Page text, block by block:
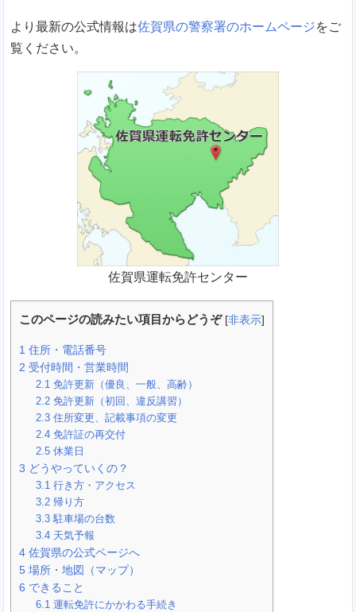
より最新の公式情報は佐賀県の警察署のホームページをご
覧ください。
佐賀県運転免許センター
このページの読みたい項目からどうぞ [非表示]
1 住所・電話番号
2 受付時間・営業時間
2.1 免許更新（優良、一般、高齢）
2.2 免許更新（初回、違反講習）
2.3 住所変更、記載事項の変更
2.4 免許証の再交付
2.5 休業日
3 どうやっていくの？
3.1 行き方・アクセス
3.2 帰り方
3.3 駐車場の台数
3.4 天気予報
4 佐賀県の公式ページへ
5 場所・地図（マップ）
6 できること
6.1 運転免許にかかわる手続き